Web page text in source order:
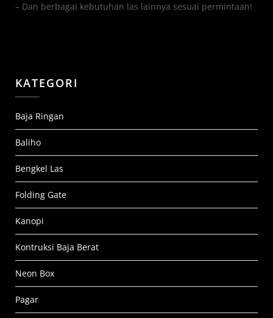
– Dan berbagai kebutuhan las lainnya sesuai permintaan!
KATEGORI
Baja Ringan
Baliho
Bengkel Las
Folding Gate
Kanopi
Kontruksi Baja Berat
Neon Box
Pagar